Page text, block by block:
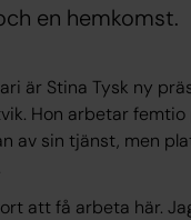
en hemkomst.
är Stina Tysk ny
Hon arbetar
av sin tjänst, men
att få arbeta här.